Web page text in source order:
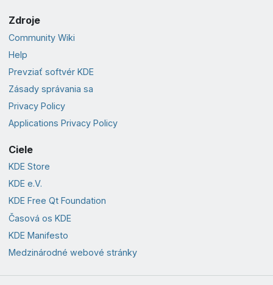
Zdroje
Community Wiki
Help
Prevziať softvér KDE
Zásady správania sa
Privacy Policy
Applications Privacy Policy
Ciele
KDE Store
KDE e.V.
KDE Free Qt Foundation
Časová os KDE
KDE Manifesto
Medzinárodné webové stránky